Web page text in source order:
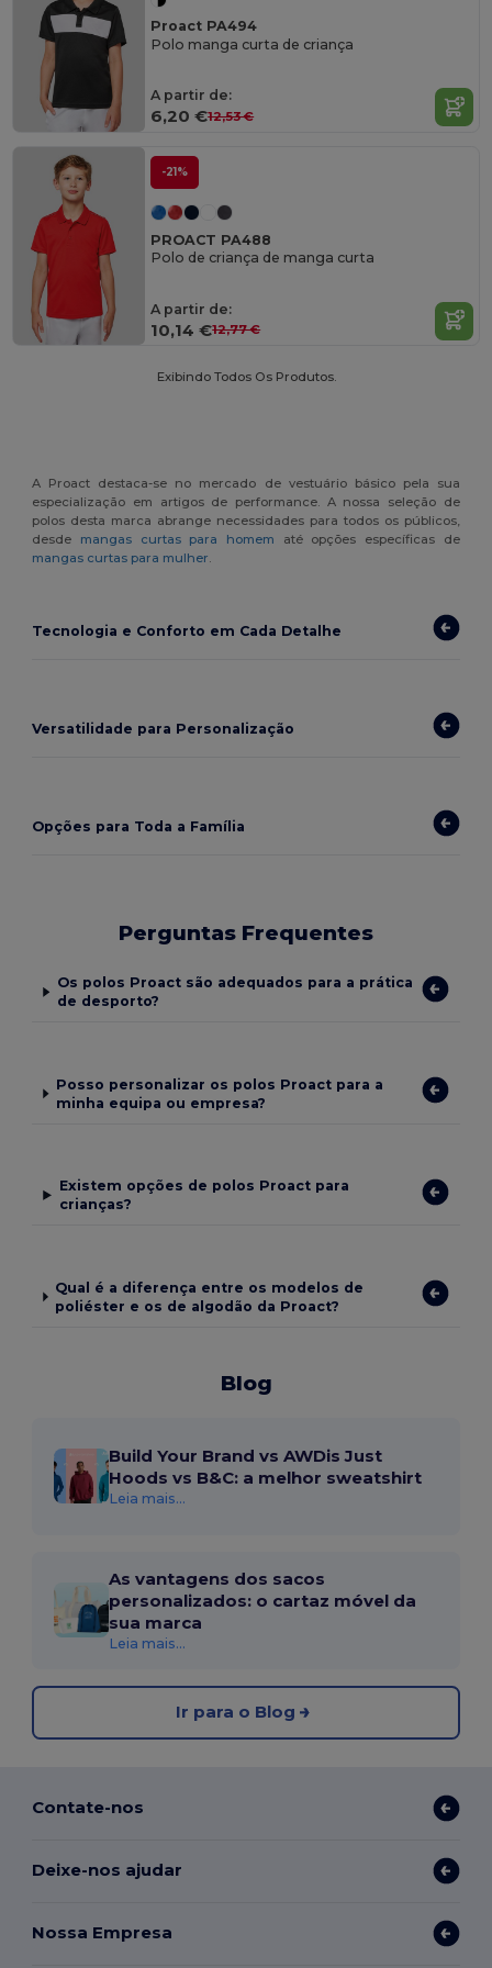
Proact PA494
Polo manga curta de criança
A partir de:
6,20 €12,53 €
-21%
PROACT PA488
Polo de criança de manga curta
A partir de:
10,14 €12,77 €
Exibindo Todos Os Produtos.
A Proact destaca-se no mercado de vestuário básico pela sua
especialização em artigos de performance. A nossa seleção de
polos desta marca abrange necessidades para todos os públicos,
desde mangas curtas para homem até opções específicas de
mangas curtas para mulher.
Tecnologia e Conforto em Cada Detalhe
Versatilidade para Personalização
Opções para Toda a Família
Perguntas Frequentes
Os polos Proact são adequados para a prática
de desporto?
Posso personalizar os polos Proact para a
minha equipa ou empresa?
Existem opções de polos Proact para
crianças?
Qual é a diferença entre os modelos de
poliéster e os de algodão da Proact?
Blog
Build Your Brand vs AWDis Just
Hoods vs B&C: a melhor sweatshirt
Leia mais...
As vantagens dos sacos
personalizados: o cartaz móvel da
sua marca
Leia mais...
Ir para o Blog
Contate-nos
Deixe-nos ajudar
Nossa Empresa